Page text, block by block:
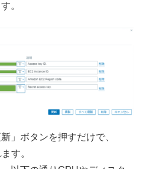
。
」ボタンを押すだけで、
す。